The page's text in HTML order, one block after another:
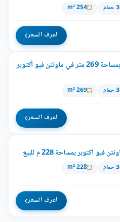
3 حمام 254 m²
اعرف السعر
تفاصيل بيع فيلا بمساحة 269 متر في ماونتن فيو أكتوبر
3 حمام 269 m²
اعرف السعر
اكتوبر بمساحة 228 م للبيع
3 حمام 228 m²
اعرف السعر